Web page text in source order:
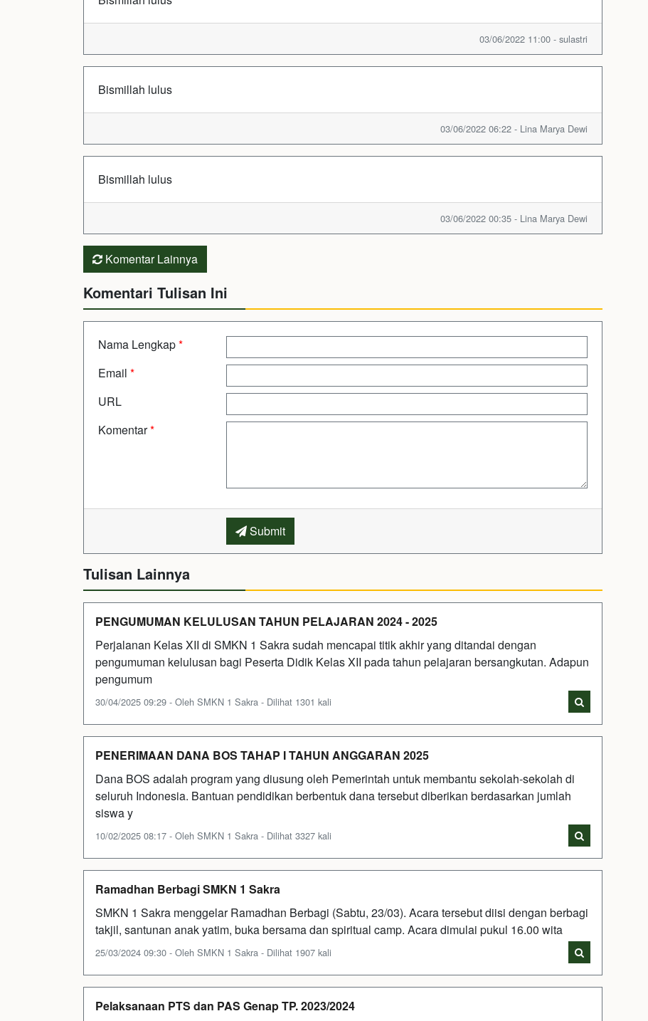
03/06/2022 11:00 - sulastri
Bismillah lulus
03/06/2022 06:22 - Lina Marya Dewi
Bismillah lulus
03/06/2022 00:35 - Lina Marya Dewi
Komentar Lainnya
Komentari Tulisan Ini
Nama Lengkap*
Email *
URL
Komentar*
Submit
Tulisan Lainnya
PENGUMUMAN KELULUSAN TAHUN PELAJARAN 2024 - 2025
Perjalanan Kelas XII di SMKN 1 Sakra sudah mencapai titik akhir yang ditandai dengan
pengumuman kelulusan bagi Peserta Didik Kelas XII pada tahun pelajaran bersangkutan. Adapun
pengumum
30/04/2025 09:29 - Oleh SMKN 1 Sakra - Dilihat 1301 kali
PENERIMAAN DANA BOS TAHAP I TAHUN ANGGARAN 2025
Dana BOS adalah program yang diusung oleh Pemerintah untuk membantu sekolah-sekolah di
seluruh Indonesia. Bantuan pendidikan berbentuk dana tersebut diberikan berdasarkan jumlah
siswa y
10/02/2025 08:17 - Oleh SMKN 1 Sakra - Dilihat 3327 kali
Ramadhan Berbagi SMKN 1 Sakra
SMKN 1 Sakra menggelar Ramadhan Berbagi (Sabtu, 23/03). Acara tersebut diisi dengan berbagi
takjil, santunan anak yatim, buka bersama dan spiritual camp. Acara dimulai pukul 16.00 wita
25/03/2024 09:30 - Oleh SMKN 1 Sakra - Dilihat 1907 kali
Pelaksanaan PTS dan PAS Genap TP. 2023/2024